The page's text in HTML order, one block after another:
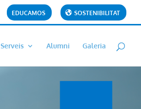
EDUCAMOS SOSTENIBILITAT
Serveis Alumni Galeria